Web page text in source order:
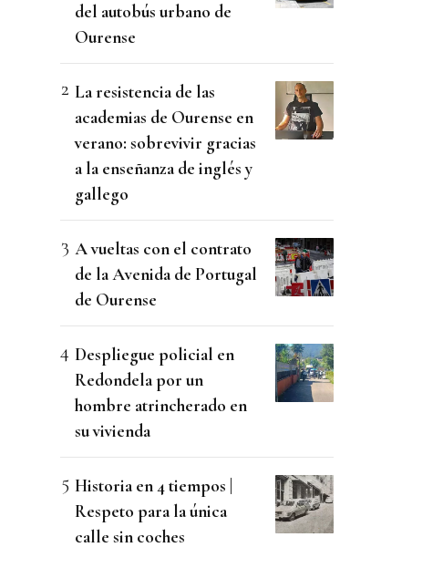
del autobús urbano de
Ourense
La resistencia de las
academias de Ourense en
verano: sobrevivir gracias
a la enseñanza de inglés y
gallego
A vueltas con el contrato
de la Avenida de Portugal
de Ourense
Despliegue policial en
Redondela por un
hombre atrincherado en
su vivienda
Historia en 4 tiempos |
Respeto para la única
calle sin coches